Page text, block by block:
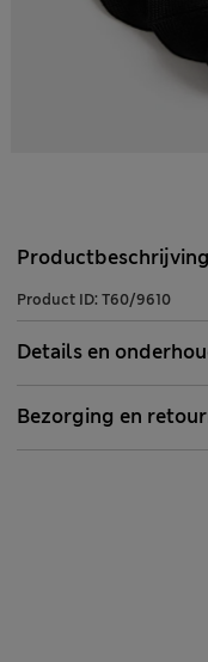
Productbeschrijving
Product ID: T60/9610
Details en
Bezorging en